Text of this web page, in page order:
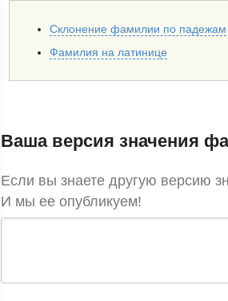
Склонение фамилии по падежам
Фамилия на латинице
Ваша версия значения
Если вы знаете другую версию
И мы ее опубликуем!